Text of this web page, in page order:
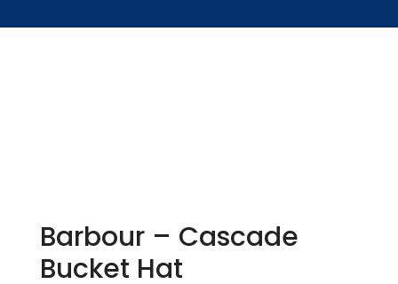
Barbour – Cascade
Bucket Hat